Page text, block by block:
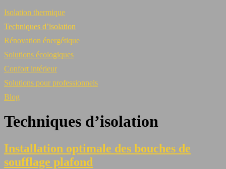
Isolation thermique
Techniques d’isolation
Rénovation énergétique
Solutions écologiques
Confort intérieur
Solutions pour professionnels
Blog
Techniques d’isolation
Installation optimale des bouches de
soufflage plafond